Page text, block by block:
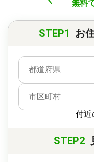
無料
STEP1 お
都道府県
市区町村
付近
STEP2